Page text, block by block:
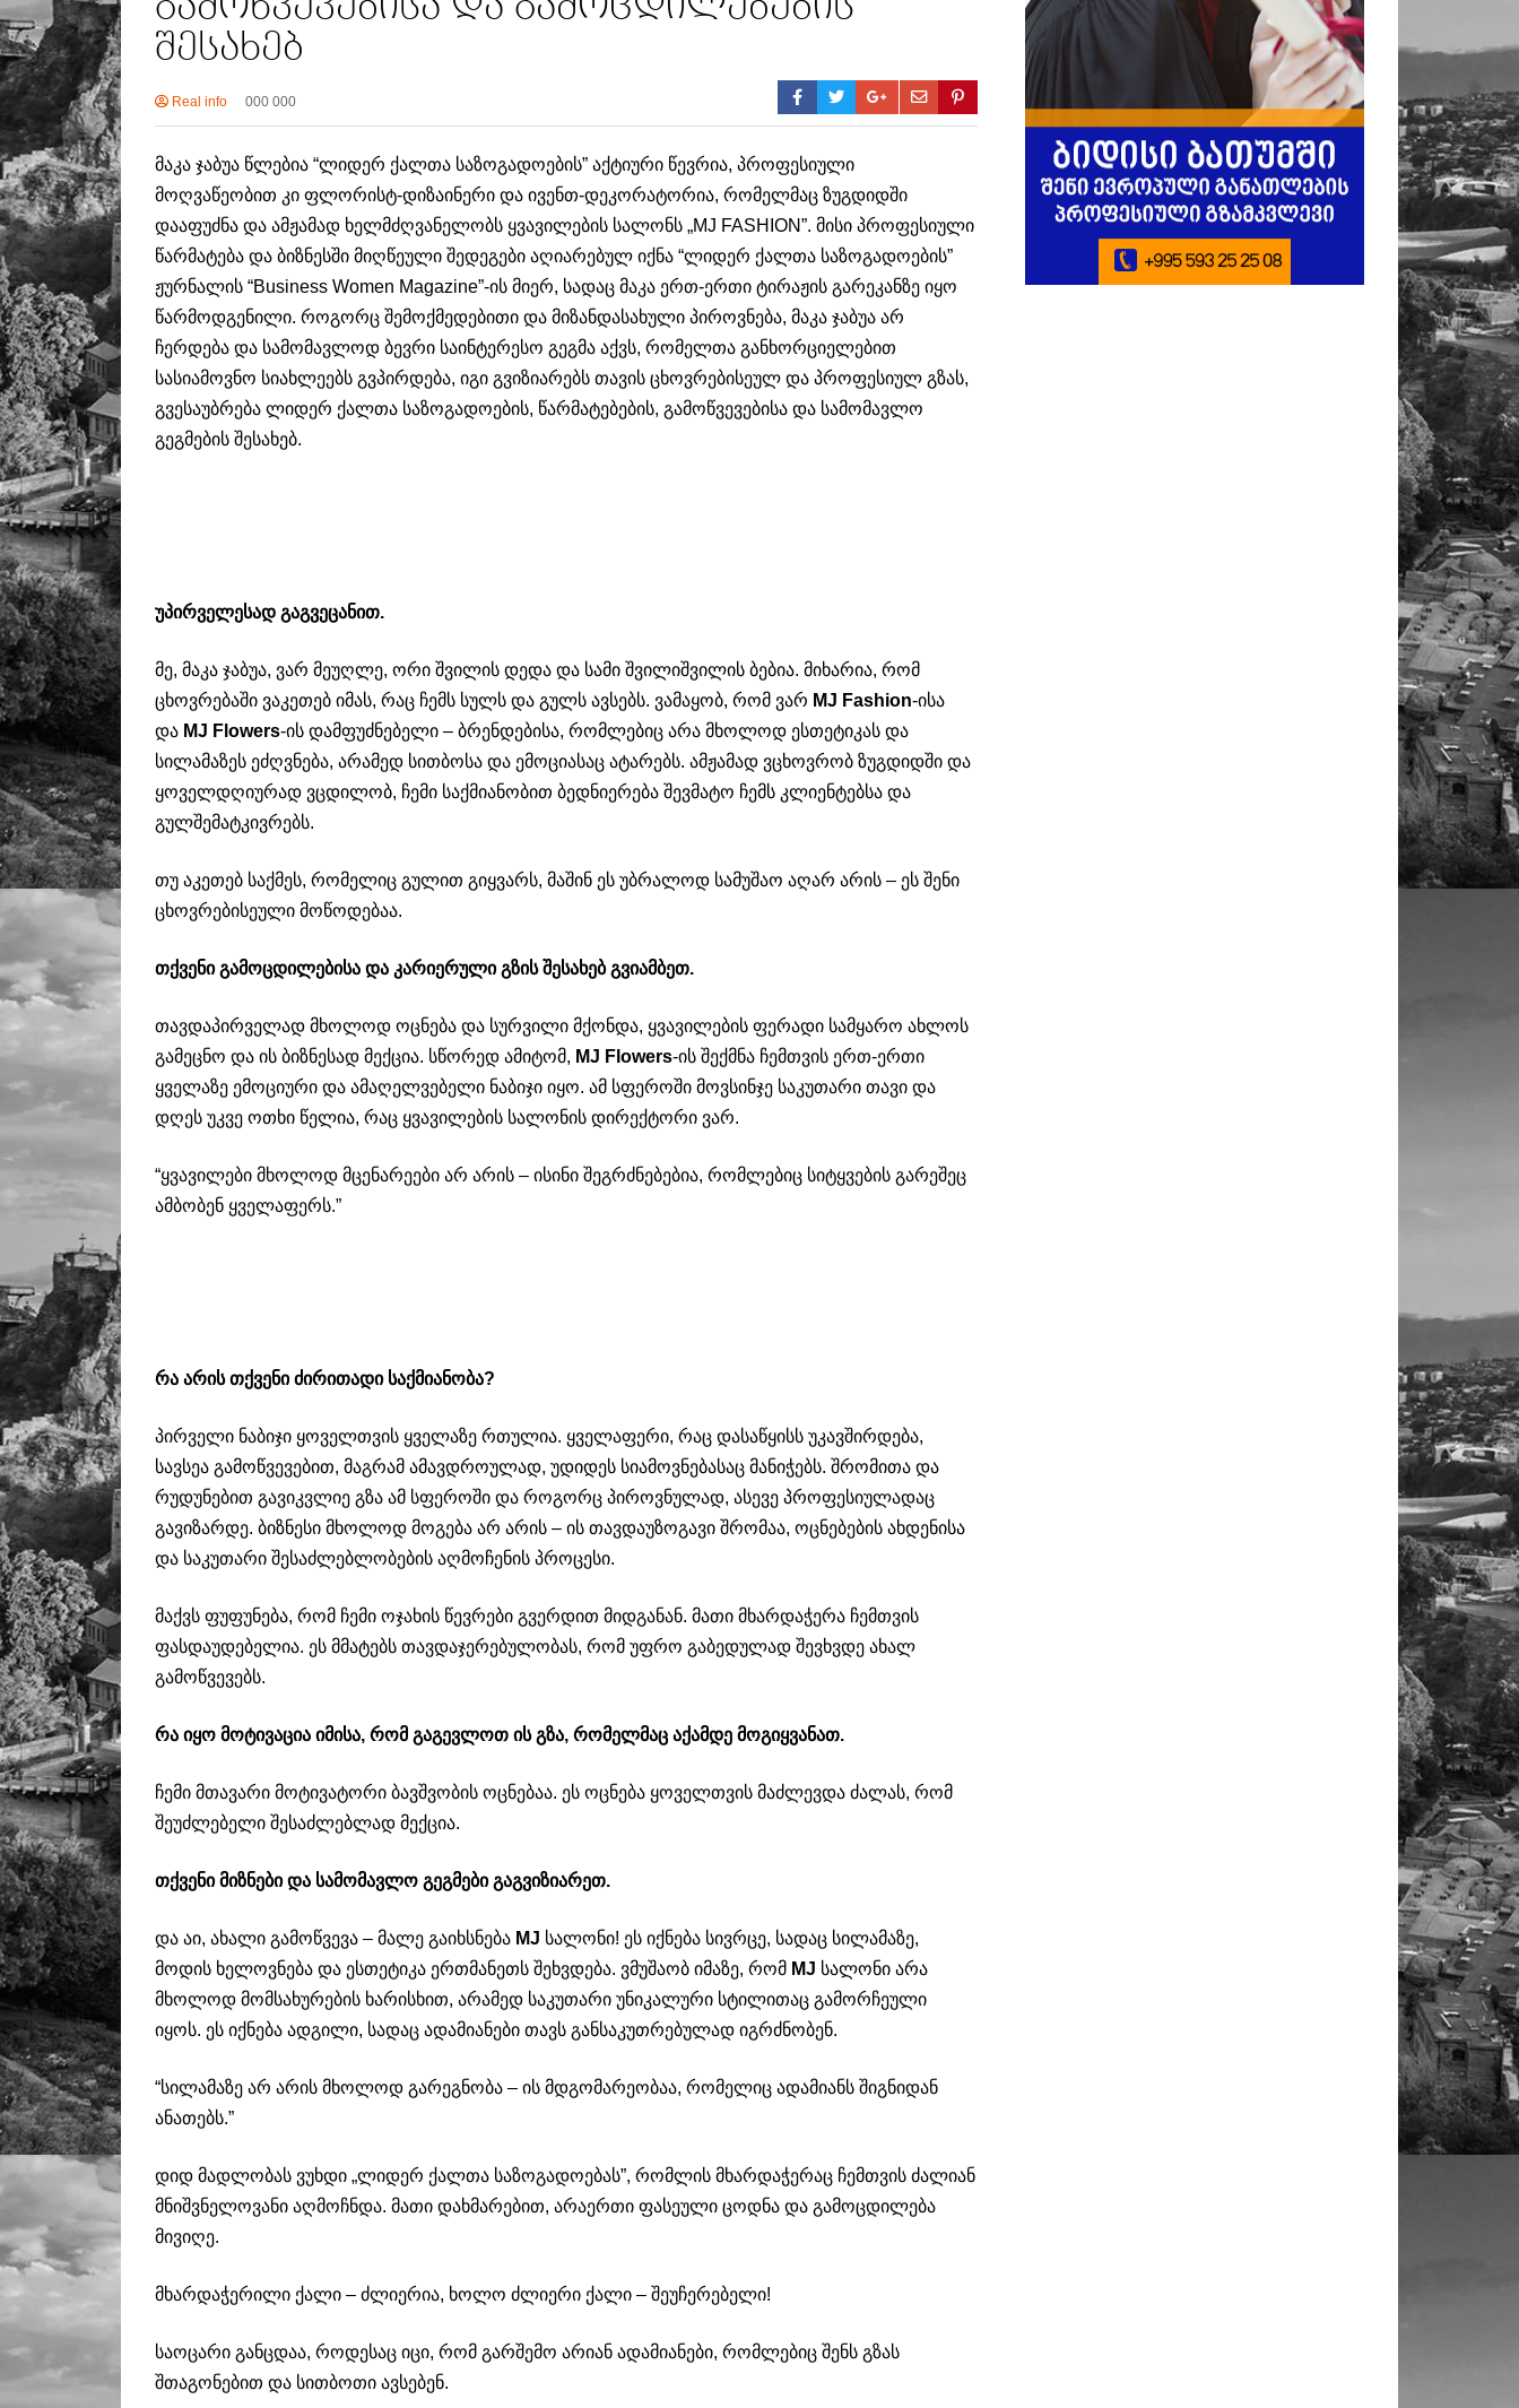
შესახებ
Real info 000 000
მაკა ჯაბუა წლებია “ლიდერ ქალთა საზოგადოების” აქტიური წევრია, პროფესიული
მოღვაწეობით კი ფლორისტ-დიზაინერი და ივენთ-დეკორატორია, რომელმაც ზუგდიდში
დააფუძნა და ამჟამად ხელმძღვანელობს ყვავილების სალონს „MJ FASHION”. მისი პროფესიული
წარმატება და ბიზნესში მიღწეული შედეგები აღიარებულ იქნა “ლიდერ ქალთა საზოგადოების”
ჟურნალის “Business Women Magazine”-ის მიერ, სადაც მაკა ერთ-ერთი ტირაჟის გარეკანზე იყო
წარმოდგენილი. როგორც შემოქმედებითი და მიზანდასახული პიროვნება, მაკა ჯაბუა არ
ჩერდება და სამომავლოდ ბევრი საინტერესო გეგმა აქვს, რომელთა განხორციელებით
სასიამოვნო სიახლეებს გვპირდება, იგი გვიზიარებს თავის ცხოვრებისეულ და პროფესიულ გზას,
გვესაუბრება ლიდერ ქალთა საზოგადოების, წარმატებების, გამოწვევებისა და სამომავლო
გეგმების შესახებ.
უპირველესად გაგვეცანით.
მე, მაკა ჯაბუა, ვარ მეუღლე, ორი შვილის დედა და სამი შვილიშვილის ბებია. მიხარია, რომ
ცხოვრებაში ვაკეთებ იმას, რაც ჩემს სულს და გულს ავსებს. ვამაყობ, რომ ვარ MJ Fashion-ისა
და MJ Flowers-ის დამფუძნებელი – ბრენდებისა, რომლებიც არა მხოლოდ ესთეტიკას და
სილამაზეს ეძღვნება, არამედ სითბოსა და ემოციასაც ატარებს. ამჟამად ვცხოვრობ ზუგდიდში და
ყოველდღიურად ვცდილობ, ჩემი საქმიანობით ბედნიერება შევმატო ჩემს კლიენტებსა და
გულშემატკივრებს.
თუ აკეთებ საქმეს, რომელიც გულით გიყვარს, მაშინ ეს უბრალოდ სამუშაო აღარ არის – ეს შენი
ცხოვრებისეული მოწოდებაა.
თქვენი გამოცდილებისა და კარიერული გზის შესახებ გვიამბეთ.
თავდაპირველად მხოლოდ ოცნება და სურვილი მქონდა, ყვავილების ფერადი სამყარო ახლოს
გამეცნო და ის ბიზნესად მექცია. სწორედ ამიტომ, MJ Flowers-ის შექმნა ჩემთვის ერთ-ერთი
ყველაზე ემოციური და ამაღელვებელი ნაბიჯი იყო. ამ სფეროში მოვსინჯე საკუთარი თავი და
დღეს უკვე ოთხი წელია, რაც ყვავილების სალონის დირექტორი ვარ.
“ყვავილები მხოლოდ მცენარეები არ არის – ისინი შეგრძნებებია, რომლებიც სიტყვების გარეშეც
ამბობენ ყველაფერს.”
რა არის თქვენი ძირითადი საქმიანობა?
პირველი ნაბიჯი ყოველთვის ყველაზე რთულია. ყველაფერი, რაც დასაწყისს უკავშირდება,
სავსეა გამოწვევებით, მაგრამ ამავდროულად, უდიდეს სიამოვნებასაც მანიჭებს. შრომითა და
რუდუნებით გავიკვლიე გზა ამ სფეროში და როგორც პიროვნულად, ასევე პროფესიულადაც
გავიზარდე. ბიზნესი მხოლოდ მოგება არ არის – ის თავდაუზოგავი შრომაა, ოცნებების ახდენისა
და საკუთარი შესაძლებლობების აღმოჩენის პროცესი.
მაქვს ფუფუნება, რომ ჩემი ოჯახის წევრები გვერდით მიდგანან. მათი მხარდაჭერა ჩემთვის
ფასდაუდებელია. ეს მმატებს თავდაჯერებულობას, რომ უფრო გაბედულად შევხვდე ახალ
გამოწვევებს.
რა იყო მოტივაცია იმისა, რომ გაგევლოთ ის გზა, რომელმაც აქამდე მოგიყვანათ.
ჩემი მთავარი მოტივატორი ბავშვობის ოცნებაა. ეს ოცნება ყოველთვის მაძლევდა ძალას, რომ
შეუძლებელი შესაძლებლად მექცია.
თქვენი მიზნები და სამომავლო გეგმები გაგვიზიარეთ.
და აი, ახალი გამოწვევა – მალე გაიხსნება MJ სალონი! ეს იქნება სივრცე, სადაც სილამაზე,
მოდის ხელოვნება და ესთეტიკა ერთმანეთს შეხვდება. ვმუშაობ იმაზე, რომ MJ სალონი არა
მხოლოდ მომსახურების ხარისხით, არამედ საკუთარი უნიკალური სტილითაც გამორჩეული
იყოს. ეს იქნება ადგილი, სადაც ადამიანები თავს განსაკუთრებულად იგრძნობენ.
“სილამაზე არ არის მხოლოდ გარეგნობა – ის მდგომარეობაა, რომელიც ადამიანს შიგნიდან
ანათებს.”
დიდ მადლობას ვუხდი „ლიდერ ქალთა საზოგადოებას”, რომლის მხარდაჭერაც ჩემთვის ძალიან
მნიშვნელოვანი აღმოჩნდა. მათი დახმარებით, არაერთი ფასეული ცოდნა და გამოცდილება
მივიღე.
მხარდაჭერილი ქალი – ძლიერია, ხოლო ძლიერი ქალი – შეუჩერებელი!
საოცარი განცდაა, როდესაც იცი, რომ გარშემო არიან ადამიანები, რომლებიც შენს გზას
შთაგონებით და სითბოთი ავსებენ.